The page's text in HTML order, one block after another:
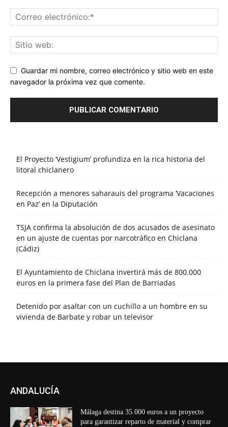
Guardar mi nombre, correo electrónico y sitio web en este
navegador la próxima vez que comente.
El Proyecto ‘Vestigium’ profundiza en la rica historia del
litoral chiclanero
Recepción a menores saharauis del programa ‘Vacaciones
en Paz’ en la Diputación
TSJA confirma la absolución de dos acusados de asesinato
en un ajuste de cuentas por narcotráfico en Chiclana
(Cádiz)
El Ayuntamiento de Chiclana invertirá más de 800.000
euros en la primera fase del Plan de Barriadas
Detenido por asaltar con un cuchillo a un hombre en su
vivienda de Barbate y robar un televisor
ANDALUCÍA
Málaga destina 35.000 euros a un proyecto
para garantizar reparto de material y comprar